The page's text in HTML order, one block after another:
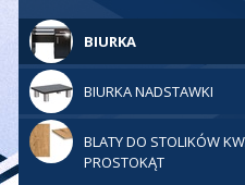
BIURKA
BIURKA NADSTAWKI
BLATY DO STOLIKÓW
PROSTOKĄT